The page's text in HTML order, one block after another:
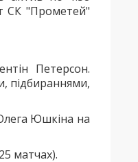
СК "Прометей"
Петерсон.
підбираннями,
Юшкіна на
матчах).